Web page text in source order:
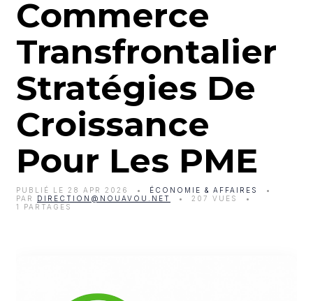
Commerce
Transfrontalier
Stratégies De
Croissance
Pour Les PME
PUBLIÉ LE 28 APR 2026
ÉCONOMIE & AFFAIRES
PAR DIRECTION@NOUAVOU.NET
207 VUES
1 PARTAGES